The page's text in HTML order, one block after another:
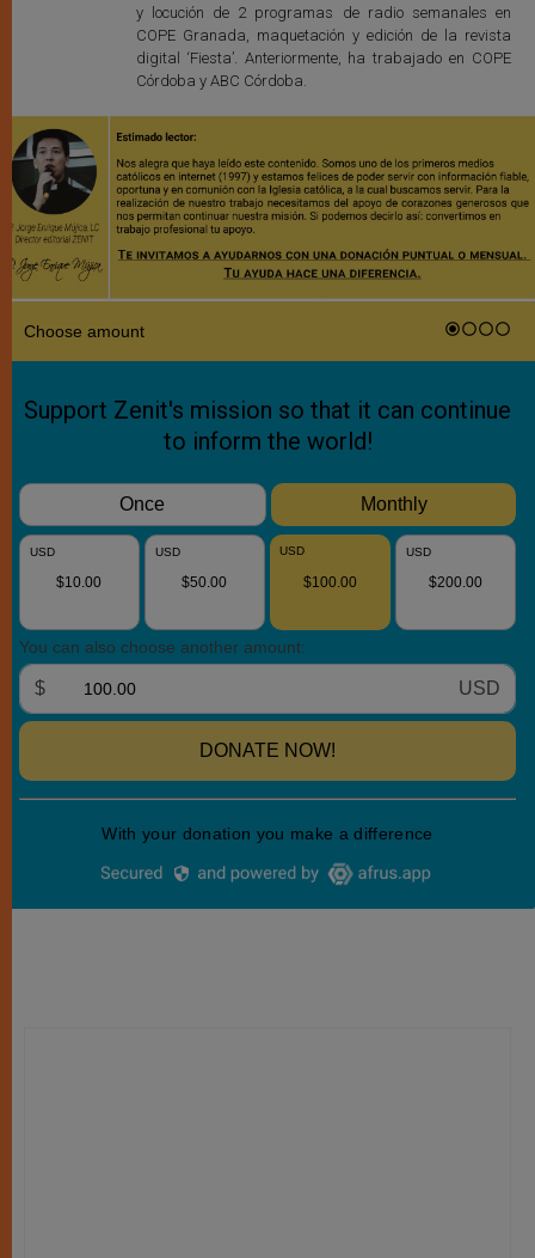
y locución de 2 programas de radio semanales en
COPE Granada, maquetación y edición de la revista
digital ‘Fiesta’. Anteriormente, ha trabajado en COPE
Córdoba y ABC Córdoba.